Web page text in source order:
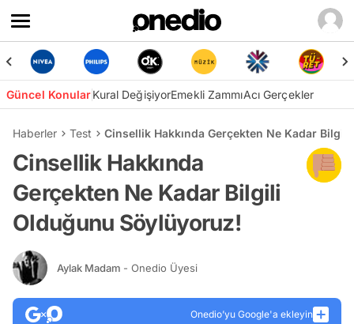
Güncel KonularKural DeğişiyorEmekli ZammıAcı Gerçekler
Haberler Test Cinsellik Hakkında Gerçekten Ne Kadar
Cinsellik Hakkında
Gerçekten Ne Kadar Bilgili
Olduğunu Söylüyoruz!
Aylak Madam - Onedio Üyesi
Onedio’yu Google'a ekleyin